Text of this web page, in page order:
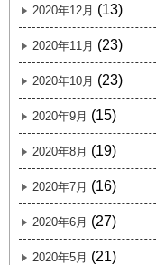
2020年12月 (13)
2020年11月 (23)
2020年10月 (23)
2020年9月 (15)
2020年8月 (19)
2020年7月 (16)
2020年6月 (27)
2020年5月 (21)